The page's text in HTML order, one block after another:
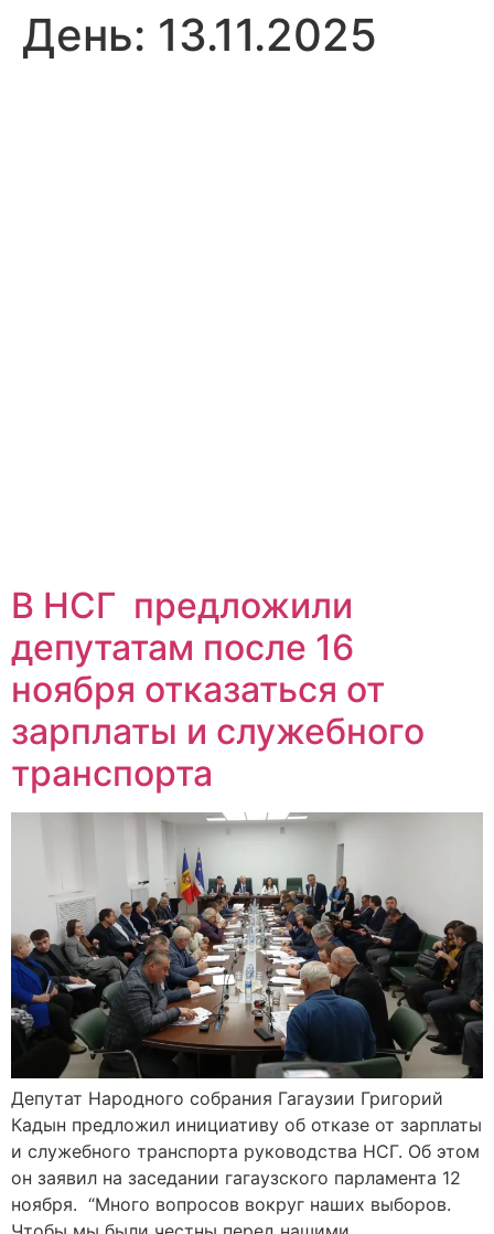
День: 13.11.2025
В НСГ предложили
депутатам после 16
ноября отказаться от
зарплаты и служебного
транспорта
Депутат Народного собрания Гагаузии Григорий
Кадын предложил инициативу об отказе от зарплаты
и служебного транспорта руководства НСГ. Об этом
он заявил на заседании гагаузского парламента 12
ноября. “Много вопросов вокруг наших выборов.